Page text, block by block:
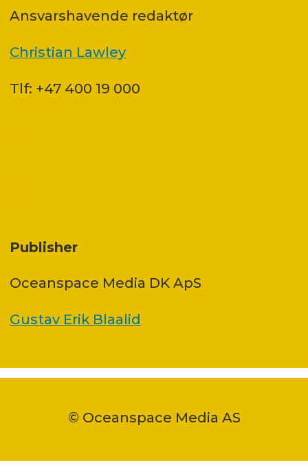
Ansvars­havende redaktør
Christian Lawley
Tlf: +47 400 19 000
Publisher
Oceanspace Media DK ApS
Gustav Erik Blaalid
© Oceanspace Media AS